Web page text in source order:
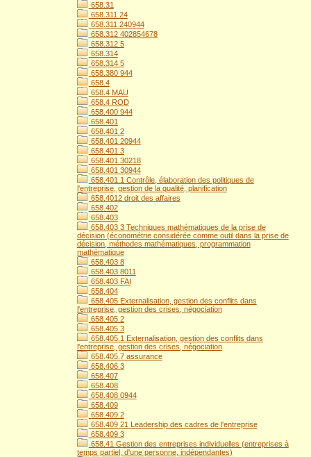
658.31
658.311 24
658.311 240944
658.312 402854678
658.312 5
658.314
658.314 5
658.380 944
658.4
658.4 MAU
658.4 ROD
658.400 944
658.401
658.401 2
658.401 20944
658.401 3
658.401 30218
658.401 30944
658.401.1 Contrôle, élaboration des politiques de
l'entreprise, gestion de la qualité, planification
658.4012 droit des affaires
658.402
658.403
658.403 3 Techniques mathématiques de la prise de
décision (économétrie considérée comme outil dans la prise de
décision, méthodes mathématiques, programmation
mathématique
658.403 8
658.403 8011
658.403 FAI
658.404
658.405 Externalisation, gestion des conflits dans
l'entreprise, gestion des crises, négociation
658.405 2
658.405 3
658.405.1 Externalisation, gestion des conflits dans
l'entreprise, gestion des crises, négociation
658.405.7 assurance
658.406 3
658.407
658.408
658.408 0944
658.409
658.409 2
658.409 21 Leadership des cadres de l'entreprise
658.409 3
658.41 Gestion des entreprises individuelles (entreprises à
temps partiel, d'une personne, indépendantes)